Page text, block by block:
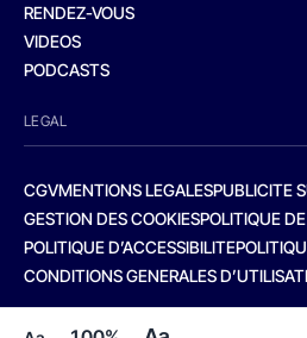
RENDEZ-VOUS
VIDEOS
PODCASTS
LEGAL
CGVMENTIONS LEGALESPUBLICITE
GESTION DES COOKIESPOLITIQUE
POLITIQUE D’ACCESSIBILITE
CONDITIONS GENERALES